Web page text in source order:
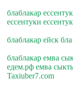
блаблакар
ессентуки
блаблакар ейск
блаблакар емва
едем.рф емва
Taxiuber7.com